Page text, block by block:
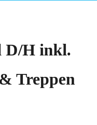
D/H inkl.
Treppen